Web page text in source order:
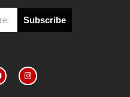
Subscribe